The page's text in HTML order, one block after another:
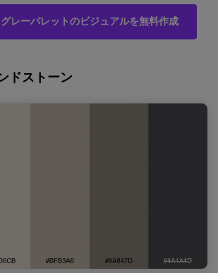
レーパレットのビジュアルを無料作成
ドストーン